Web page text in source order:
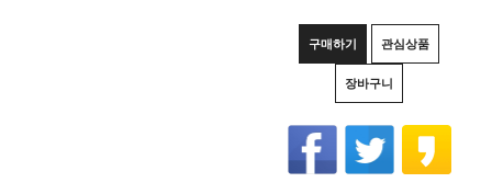
구매하기 관심상품
장바구니